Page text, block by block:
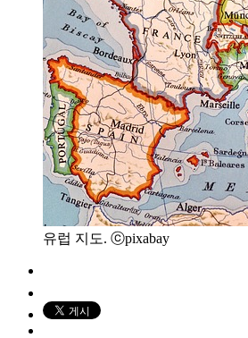
유럽 지도. ⓒpixabay